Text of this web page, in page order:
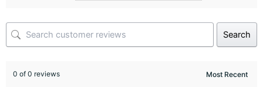
Search
0 of 0 reviews